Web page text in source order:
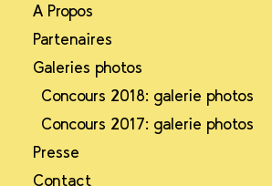
A Propos
Partenaires
Galeries photos
Concours 2018: galerie photos
Concours 2017: galerie photos
Presse
Contact